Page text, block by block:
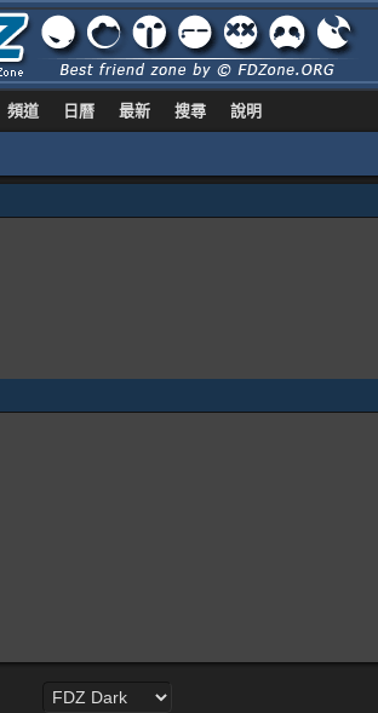
頻道 日曆 最新 搜尋 說明